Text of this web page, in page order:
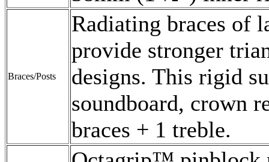
Braces/Posts
Radiating braces of
provide stronger
designs. This rigid
soundboard, crown
braces + 1 treble.